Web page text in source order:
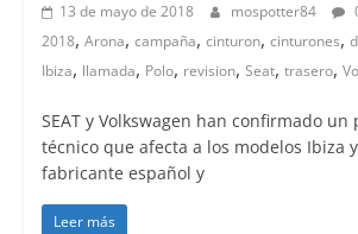
13 de mayo de 2018 mospotter84
2018, Arona, campaña, cinturon, cinturones,
Ibiza, llamada, Polo, revision, Seat, trasero,
SEAT y Volkswagen han confirmado un
técnico que afecta a los modelos Ibiza
fabricante español y
Leer más